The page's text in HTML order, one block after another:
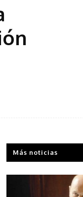
Más noticias